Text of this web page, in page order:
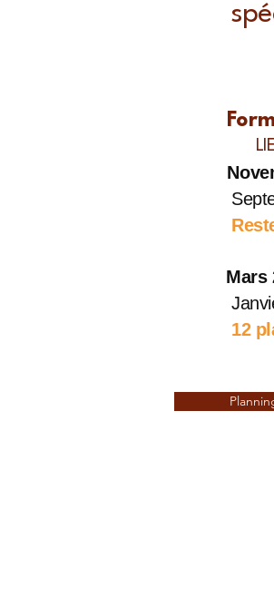
Reste 5
Mars
Janvier
12